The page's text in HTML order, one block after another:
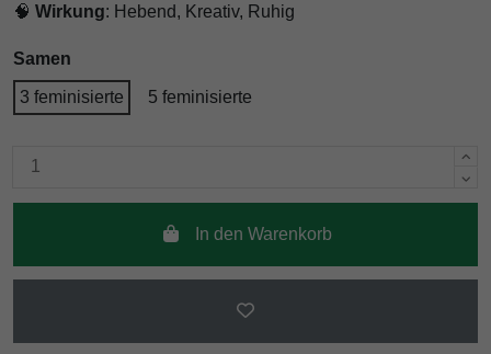
🧠 Wirkung: Hebend, Kreativ, Ruhig
Samen
3 feminisierte 5 feminisierte
In den Warenkorb